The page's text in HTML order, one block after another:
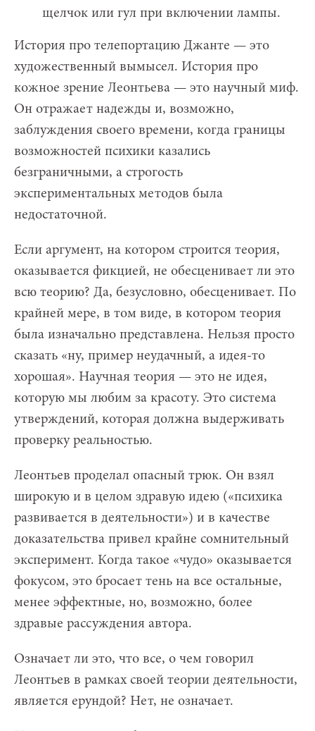
щелчок или гул при включении лампы.
История про телепортацию Джанте — это
художественный вымысел. История про
кожное зрение Леонтьева — это научный миф.
Он отражает надежды и, возможно,
заблуждения своего времени, когда границы
возможностей психики казались
безграничными, а строгость
экспериментальных методов была
недостаточной.
Если аргумент, на котором строится теория,
оказывается фикцией, не обесценивает ли это
всю теорию? Да, безусловно, обесценивает. По
крайней мере, в том виде, в котором теория
была изначально представлена. Нельзя просто
сказать «ну, пример неудачный, а идея-то
хорошая». Научная теория — это не идея,
которую мы любим за красоту. Это система
утверждений, которая должна выдерживать
проверку реальностью.
Леонтьев проделал опасный трюк. Он взял
широкую и в целом здравую идею («психика
развивается в деятельности») и в качестве
доказательства привел крайне сомнительный
эксперимент. Когда такое «чудо» оказывается
фокусом, это бросает тень на все остальные,
менее эффектные, но, возможно, более
здравые рассуждения автора.
Означает ли это, что все, о чем говорил
Леонтьев в рамках своей теории деятельности,
является ерундой? Нет, не означает.